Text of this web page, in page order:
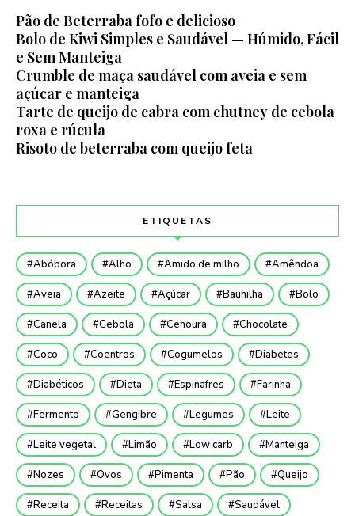
Pão de Beterraba fofo e delicioso
Bolo de Kiwi Simples e Saudável — Húmido, Fácil
e Sem Manteiga
Crumble de maça saudável com aveia e sem
açúcar e manteiga
Tarte de queijo de cabra com chutney de cebola
roxa e rúcula
Risoto de beterraba com queijo feta
ETIQUETAS
Abóbora Alho Amido de milho Amêndoa
Aveia Azeite Açúcar Baunilha Bolo
Canela Cebola Cenoura Chocolate
Coco Coentros Cogumelos Diabetes
Diabéticos Dieta Espinafres Farinha
Fermento Gengibre Legumes Leite
Leite vegetal Limão Low carb Manteiga
Nozes Ovos Pimenta Pão Queijo
Receita Receitas Salsa Saudável